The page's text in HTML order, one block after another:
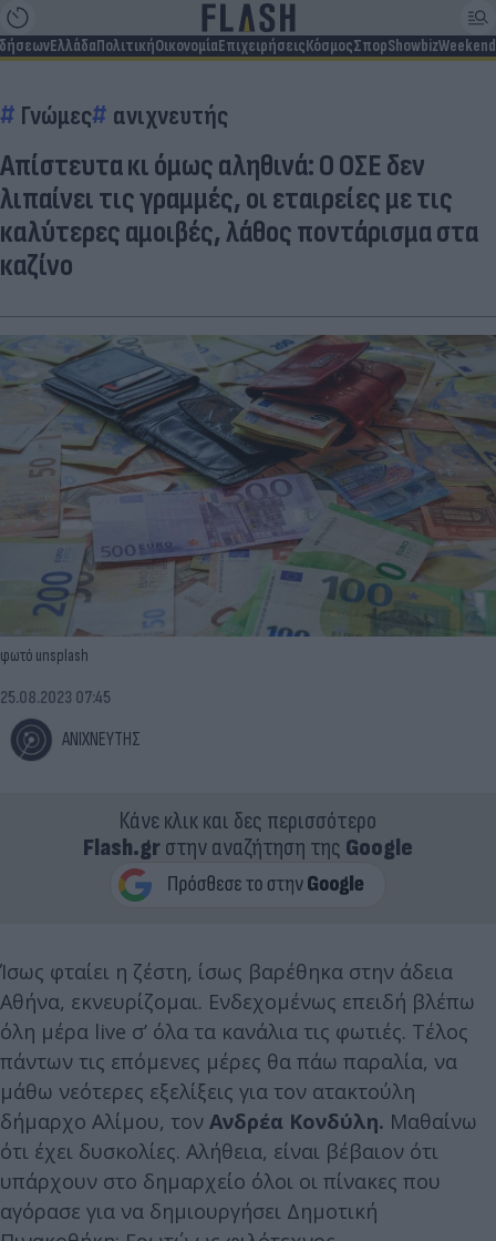
ΕλλάδαΠολιτικήΟικονομίαΕπιχειρήσειςΚόσμοςΣπορShowbizWeekend
Γνώμες ανιχνευτής
Απίστευτα κι όμως αληθινά: Ο ΟΣΕ δεν
λιπαίνει τις γραμμές, οι εταιρείες με τις
καλύτερες αμοιβές, λάθος ποντάρισμα στα
καζίνο
φωτό unsplash
ΑΝΙΧΝΕΥΤΗΣ
25.08.2023 07:45
Κάνε κλικ και δες περισσότερο
Flash.grστην αναζήτηση της Google
Ίσως φταίει η ζέστη, ίσως βαρέθηκα στην άδεια
Αθήνα, εκνευρίζομαι. Ενδεχομένως επειδή βλέπω
όλη μέρα live σ’ όλα τα κανάλια τις φωτιές. Τέλος
πάντων τις επόμενες μέρες θα πάω παραλία, να
μάθω νεότερες εξελίξεις για τον ατακτούλη
δήμαρχο Αλίμου, τον Ανδρέα Κονδύλη. Μαθαίνω
ότι έχει δυσκολίες. Αλήθεια, είναι βέβαιον ότι
υπάρχουν στο δημαρχείο όλοι οι πίνακες που
αγόρασε για να δημιουργήσει Δημοτική